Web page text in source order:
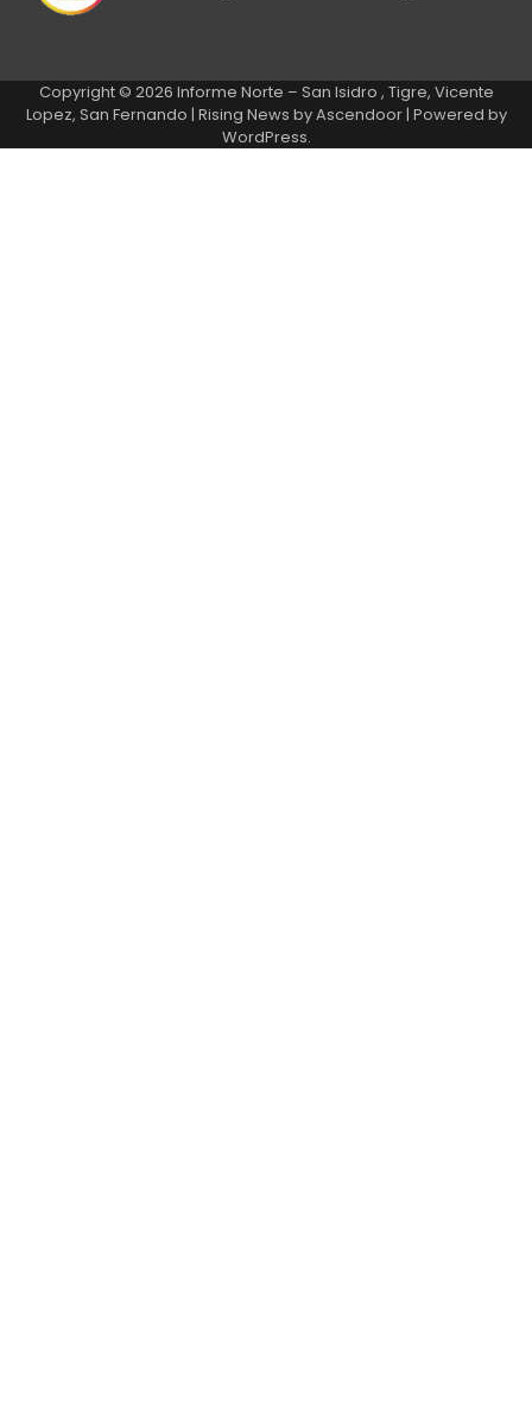
Copyright © 2026 Informe Norte – San Isidro , Tigre, Vicente
Lopez, San Fernando | Rising News byAscendoor| Powered by
WordPress.